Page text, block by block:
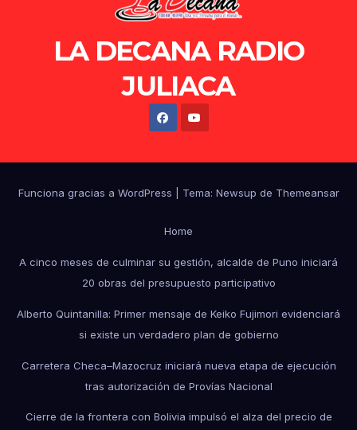
LA DECANA RADIO
JULIACA
Funciona gracias a WordPress Tema: Newsup de Themeansar
Home
A cinco meses de culminar su gestión, alcalde de Puno iniciará
20 obras del presupuesto participativo
Alberto Quintanilla: Primer mensaje de Keiko Fujimori evidenciará
si existe un verdadero plan de gobierno
Carretera Checa–Mazocruz iniciará nueva etapa de ejecución
tras autorización de Provías Nacional
Cierre de la frontera con Bolivia impulsó el alza del precio de